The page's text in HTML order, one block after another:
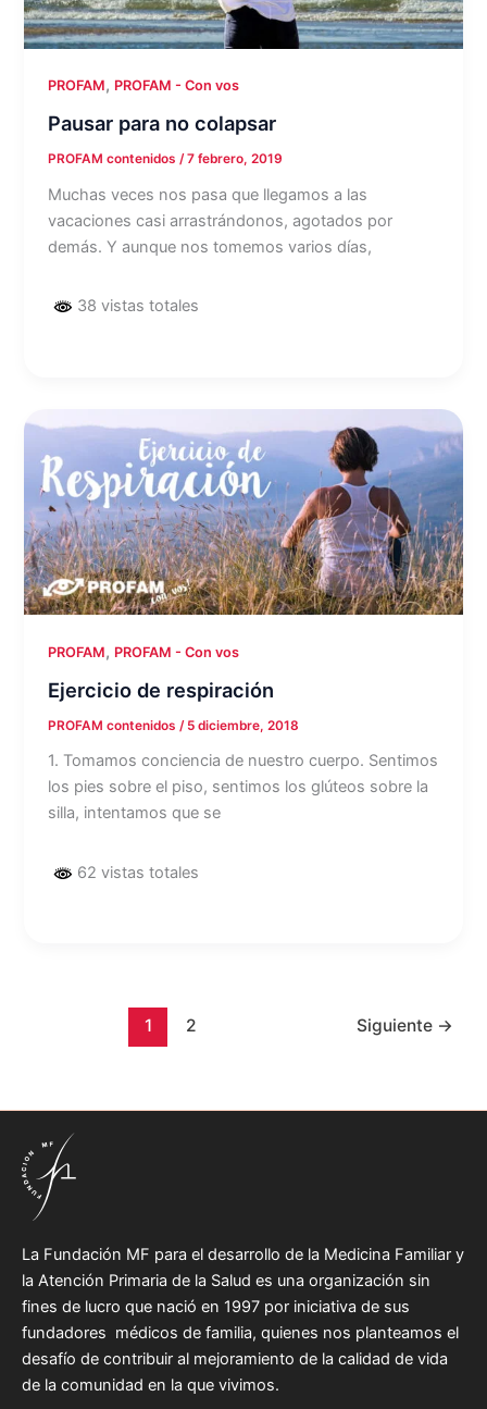
PROFAM, PROFAM - Con vos
Pausar para no colapsar
PROFAM contenidos/7 febrero, 2019
Muchas veces nos pasa que llegamos a las
vacaciones casi arrastrándonos, agotados por
demás. Y aunque nos tomemos varios días,
38 vistas totales
PROFAM, PROFAM - Con vos
Ejercicio de respiración
PROFAM contenidos / 5 diciembre, 2018
1. Tomamos conciencia de nuestro cuerpo. Sentimos
los pies sobre el piso, sentimos los glúteos sobre la
silla, intentamos que se
62 vistas totales
1 2 Siguiente →
La Fundación MF para el desarrollo de la Medicina Familiar y
la Atención Primaria de la Salud es una organización sin
fines de lucro que nació en 1997 por iniciativa de sus
fundadores médicos de familia, quienes nos planteamos el
desafío de contribuir al mejoramiento de la calidad de vida
de la comunidad en la que vivimos.